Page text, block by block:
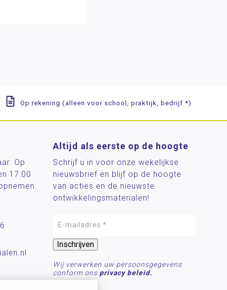
Op rekening (alleen voor school, praktijk, bedrijf *)
Op
17:00
Altijd als eerste op de hoogte
Schrijf u in voor onze wekelijkse
nieuwsbrief en blijf op de hoogte
van acties en de nieuwste
ontwikkelingsmaterialen!
Wij verwerken uw persoonsgegevens
conform ons privacy beleid.